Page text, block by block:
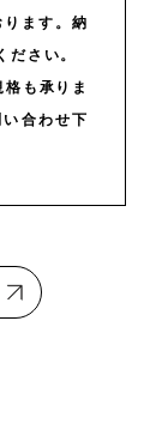
ます。納
ださい。
も承りま
合わせ下